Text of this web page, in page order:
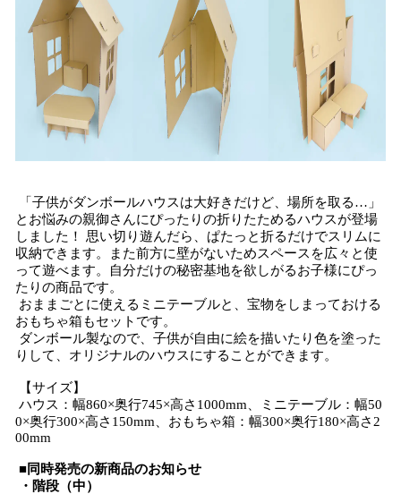
「子供がダンボールハウスは大好きだけど、場所を取る…」
とお悩みの親御さんにぴったりの​折りたためるハウスが登場
しました！ 思い切り遊んだら、ぱたっと折るだけでスリムに
収納できます。また前方に壁がないためスペースを広々と使
って遊べます。自分だけの秘密基地を欲しがるお子様にぴっ
たりの商品です。
おままごとに使えるミニテーブルと、宝物をしまっておける
おもちゃ箱もセットです。
ダンボール製なので、子供が自由に絵を描いたり色を塗った
りして、オリジナルのハウスにすることができます。
【サイズ】
ハウス：幅860×奥行745×高さ1000mm、ミニテーブル：幅50
0×奥行300×高さ150mm、おもちゃ箱：幅300×奥行180×高さ2
00mm
■同時発売の新商品のお知らせ
・階段（中）